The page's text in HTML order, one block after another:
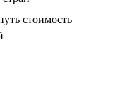
стоимость